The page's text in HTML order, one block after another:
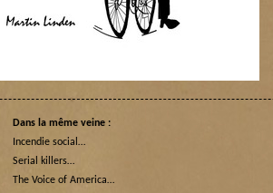
Dans la même veine :
Incendie social…
Serial killers…
The Voice of America…